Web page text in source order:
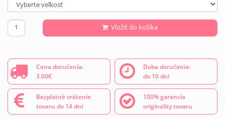
Vložiť do košíka
Cena doručenia:
3.00€
Doba doručenia:
do 10 dní
Bezplatné vrátenie
tovaru do 14 dní
100% garancia
originality tovaru